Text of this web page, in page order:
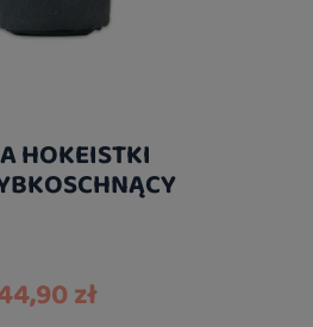
HOKEISTKI
zł